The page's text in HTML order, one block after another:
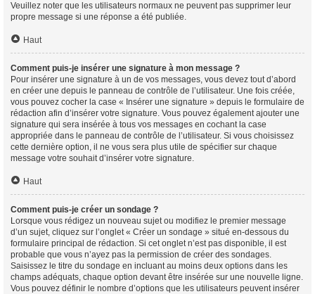
Veuillez noter que les utilisateurs normaux ne peuvent pas supprimer leur
propre message si une réponse a été publiée.
Haut
Comment puis-je insérer une signature à mon message ?
Pour insérer une signature à un de vos messages, vous devez tout d’abord
en créer une depuis le panneau de contrôle de l’utilisateur. Une fois créée,
vous pouvez cocher la case « Insérer une signature » depuis le formulaire de
rédaction afin d’insérer votre signature. Vous pouvez également ajouter une
signature qui sera insérée à tous vos messages en cochant la case
appropriée dans le panneau de contrôle de l’utilisateur. Si vous choisissez
cette dernière option, il ne vous sera plus utile de spécifier sur chaque
message votre souhait d’insérer votre signature.
Haut
Comment puis-je créer un sondage ?
Lorsque vous rédigez un nouveau sujet ou modifiez le premier message
d’un sujet, cliquez sur l’onglet « Créer un sondage » situé en-dessous du
formulaire principal de rédaction. Si cet onglet n’est pas disponible, il est
probable que vous n’ayez pas la permission de créer des sondages.
Saisissez le titre du sondage en incluant au moins deux options dans les
champs adéquats, chaque option devant être insérée sur une nouvelle ligne.
Vous pouvez définir le nombre d’options que les utilisateurs peuvent insérer